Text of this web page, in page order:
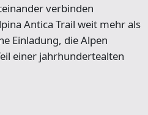
verbinden
Antica Trail weit mehr als
Einladung, die Alpen
einer jahrhundertealten